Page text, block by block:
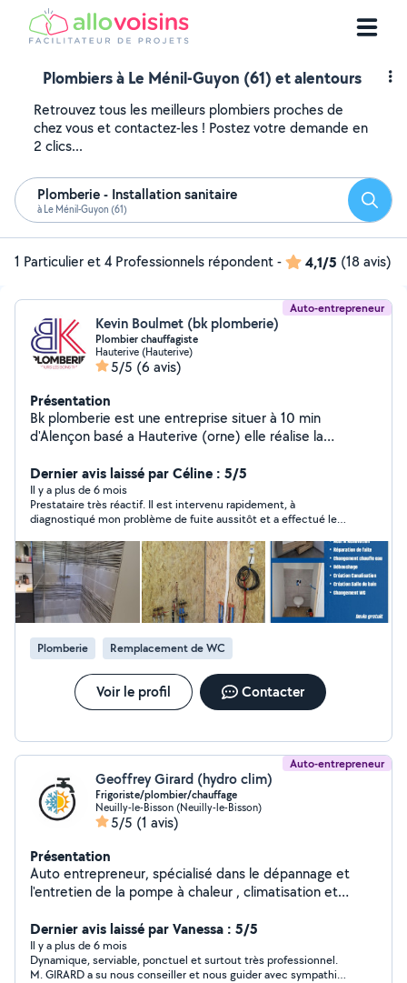
Plombiers à Le Ménil-Guyon (61) et alentours
Retrouvez tous les meilleurs plombiers proches de
chez vous et contactez-les ! Postez votre demande en
2 clics...
Plomberie - Installation sanitaire
à Le Ménil-Guyon (61)
1 Particulier et 4 Professionnels répondent- 4,1/5 (18 avis)
Auto-entrepreneur
Kevin Boulmet (bk plomberie)
Plombier chauffagiste
Hauterive (Hauterive)
5/5 (6 avis)
Présentation
Bk plomberie est une entreprise situer à 10 min
d'Alençon basé a Hauterive (orne) elle réalise la
wc, chauffe eau, salle de bain , toilette suspendu ,
Évacuations ect ....
Dernier avis laissé par Céline : 5/5
Il y a plus de 6 mois
Prestataire très réactif. Il est intervenu rapidement, à
diagnostiqué mon problème de fuite aussitôt et a effectué les
professionnel et n'hésiterai pas à faire de nouveau appel à ses
services au besoin.
Plomberie Remplacement de WC
Voir le profil Contacter
Auto-entrepreneur
Geoffrey Girard (hydro clim)
Frigoriste/plombier/chauffage
Neuilly-le-Bisson (Neuilly-le-Bisson)
5/5 (1 avis)
Présentation
Auto entrepreneur, spécialisé dans le dépannage et
l'entretien de la pompe à chaleur , climatisation et
chantiers de plomberie et chauffage.
Dernier avis laissé par Vanessa : 5/5
Il y a plus de 6 mois
Dynamique, serviable, ponctuel et surtout très professionnel.
M. GIRARD a su nous conseiller et nous guider avec sympathie